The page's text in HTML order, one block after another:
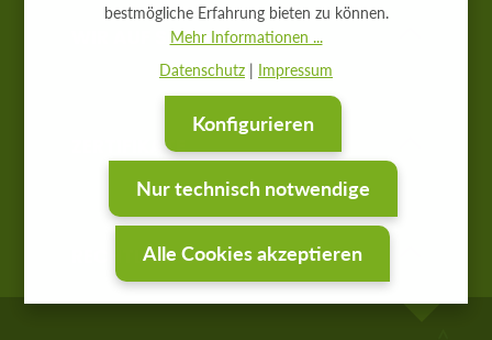
WIR AUF SOCIAL MEDIA
ZERTIFIKATE
RECHTLICHES
bestmögliche Erfahrung bieten zu können.
Mehr Informationen ...
Datenschutz | Impressum
Nur technisch notwendige
Konfigurieren
Alle Cookies akzeptieren